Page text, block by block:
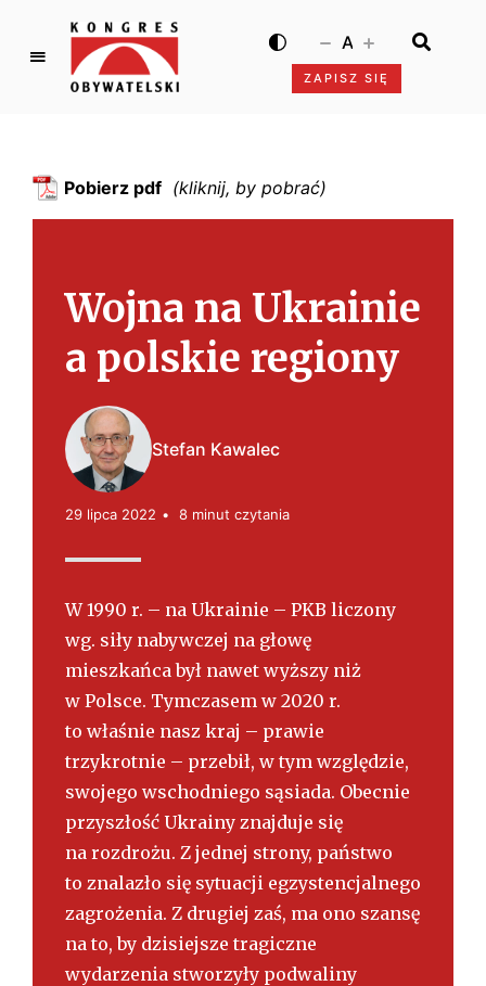
K
g
O
b
w
t
e
l
s
k
ZAPISZ SIĘ
A
Pobierz pdf
Wojna na Ukrainie
a polskie regiony
Stefan Kawalec
29 lipca 2022 8 minut czytania
W 1990 r. – na Ukrainie – PKB liczony
wg. siły nabywczej na głowę
mieszkańca był nawet wyższy niż
w Polsce. Tymczasem w 2020 r.
to właśnie nasz kraj – prawie
trzykrotnie – przebił, w tym względzie,
swojego wschodniego sąsiada. Obecnie
przyszłość Ukrainy znajduje się
na rozdrożu. Z jednej strony, państwo
to znalazło się sytuacji egzystencjalnego
zagrożenia. Z drugiej zaś, ma ono szansę
na to, by dzisiejsze tragiczne
wydarzenia stworzyły podwaliny